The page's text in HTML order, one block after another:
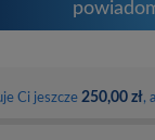
Ci jeszcze 250,00 zł,